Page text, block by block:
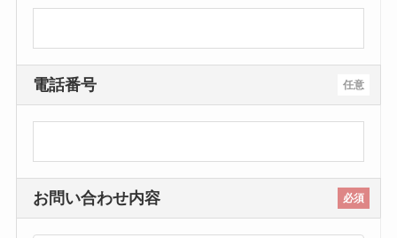
任意
電話番号
必須
お問い合わせ内容